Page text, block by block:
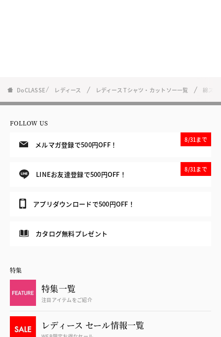
DoCLASSE レディース レディース Tシャツ・カットソー一覧 綿スラ
FOLLOW US
メルマガ登録で500円OFF！
8/31まで
LINEお友達登録で500円OFF！
8/31まで
アプリダウンロードで500円OFF！
カタログ無料プレゼント
特集
特集一覧
注目アイテムをご紹介
レディース セール情報一覧